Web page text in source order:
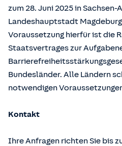
zum 28. Juni 2025 in Sachsen-
Landeshauptstadt
Voraussetzung hierfür ist die
Staatsvertrages zur
Bundesländer. Alle Ländern
notwendigen
Kontakt
Ihre Anfragen richten Sie bis